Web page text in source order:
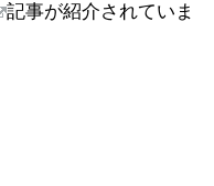
記事が紹介されていま